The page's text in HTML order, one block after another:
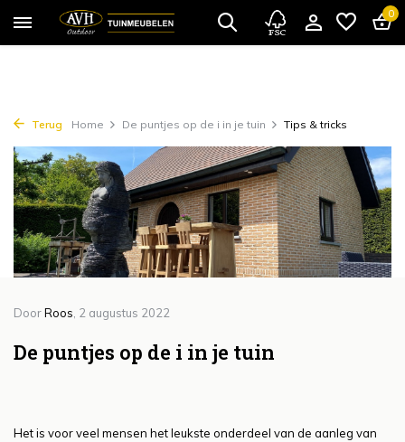
{!!% include 'snippets/cta.rain' %!!} 0
Terug Home De puntjes op de i in je tuin Tips & tricks
DoorRoos , 2 augustus 2022
De puntjes op de i in je tuin
Het is voor veel mensen het leukste onderdeel van de aanleg van